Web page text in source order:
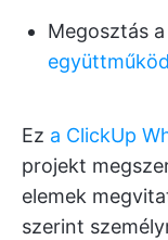
Megosztás a
Ez a ClickUp
projekt
elemek
szerint